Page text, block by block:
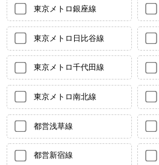
東京メトロ銀座線
東京メトロ日比谷線
東京メトロ千代田線
東京メトロ南北線
都営浅草線
都営新宿線